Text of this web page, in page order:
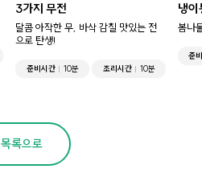
3가지 무전
달콤 아작한 무, 바삭 감칠 맛있는 전
으로 탄생!
준비시간 10분 조리시간 10분
냉
봄나
준
목록으로